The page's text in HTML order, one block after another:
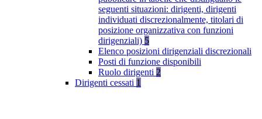
seguenti situazioni: dirigenti, dirigenti
individuati discrezionalmente, titolari di
posizione organizzativa con funzioni
dirigenziali) 5
Elenco posizioni dirigenziali discrezionali
Posti di funzione disponibili
Ruolo dirigenti 2
Dirigenti cessati 1